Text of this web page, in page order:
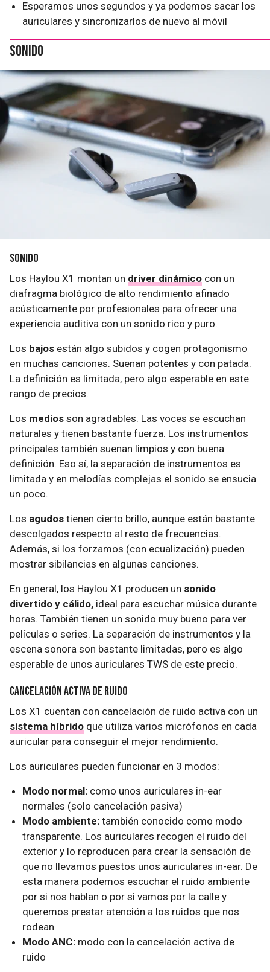
Esperamos unos segundos y ya podemos sacar los
auriculares y sincronizarlos de nuevo al móvil
Sonido
Sonido
Los Haylou X1 montan un driver dinámico con un
diafragma biológico de alto rendimiento afinado
acústicamente por profesionales para ofrecer una
experiencia auditiva con un sonido rico y puro.
Los bajos están algo subidos y cogen protagonismo
en muchas canciones. Suenan potentes y con patada.
La definición es limitada, pero algo esperable en este
rango de precios.
Los medios son agradables. Las voces se escuchan
naturales y tienen bastante fuerza. Los instrumentos
principales también suenan limpios y con buena
definición. Eso sí, la separación de instrumentos es
limitada y en melodías complejas el sonido se ensucia
un poco.
Los agudos tienen cierto brillo, aunque están bastante
descolgados respecto al resto de frecuencias.
Además, si los forzamos (con ecualización) pueden
mostrar sibilancias en algunas canciones.
En general, los Haylou X1 producen un sonido
divertido y cálido, ideal para escuchar música durante
horas. También tienen un sonido muy bueno para ver
películas o series. La separación de instrumentos y la
escena sonora son bastante limitadas, pero es algo
esperable de unos auriculares TWS de este precio.
Cancelación activa de ruido
Los X1 cuentan con cancelación de ruido activa con un
sistema híbrido que utiliza varios micrófonos en cada
auricular para conseguir el mejor rendimiento.
Los auriculares pueden funcionar en 3 modos:
Modo normal: como unos auriculares in-ear
normales (solo cancelación pasiva)
Modo ambiente: también conocido como modo
transparente. Los auriculares recogen el ruido del
exterior y lo reproducen para crear la sensación de
que no llevamos puestos unos auriculares in-ear. De
esta manera podemos escuchar el ruido ambiente
por si nos hablan o por si vamos por la calle y
queremos prestar atención a los ruidos que nos
rodean
Modo ANC: modo con la cancelación activa de
ruido